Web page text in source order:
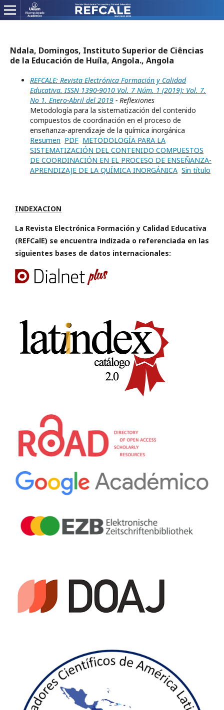
Ndala, Domingos, Instituto Superior de Ciências
de la Educación de Huíla, Angola., Angola
REFCALE: Revista Electrónica Formación y Calidad
Educativa. ISSN 1390-9010 Vol. 7 Núm. 1 (2019): Vol. 7.
No 1. Enero-Abril del 2019 - Reflexiones
Metodología para la sistematización del contenido
compuestos de coordinación en el proceso de
enseñanza-aprendizaje de la química inorgánica
Resumen PDF METODOLOGÍA PARA LA
SISTEMATIZACIÓN DEL CONTENIDO COMPUESTOS
DE COORDINACIÓN EN EL PROCESO DE ENSEÑANZA-
APRENDIZAJE DE LA QUÍMICA INORGÁNICA Sin título
INDEXACION
La Revista Electrónica Formación y Calidad Educativa
(REFCalE) se encuentra indizada o referenciada en las
siguientes bases de datos internacionales: